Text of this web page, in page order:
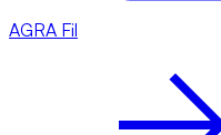
AGRA Fil